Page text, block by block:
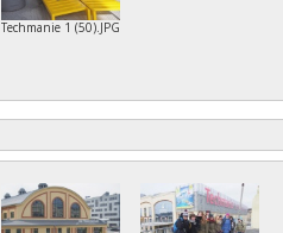
Techmanie 1 (50).JPG